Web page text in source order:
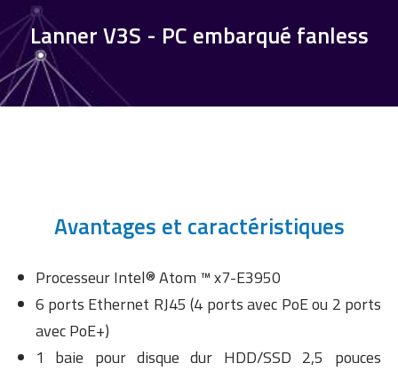
Lanner V3S - PC embarqué fanless
Avantages et caractéristiques
Processeur Intel® Atom ™ x7-E3950
6 ports Ethernet RJ45 (4 ports avec PoE ou 2 ports
avec PoE+)
1 baie pour disque dur HDD/SSD 2,5 pouces